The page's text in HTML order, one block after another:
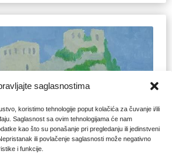
saglasnostima
koristimo tehnologije poput kolačića za čuvanje i/ili
Saglasnost sa ovim tehnologijama će nam
kao što su ponašanje pri pregledanju ili jedinstveni
ili povlačenje saglasnosti može negativno
i funkcije.